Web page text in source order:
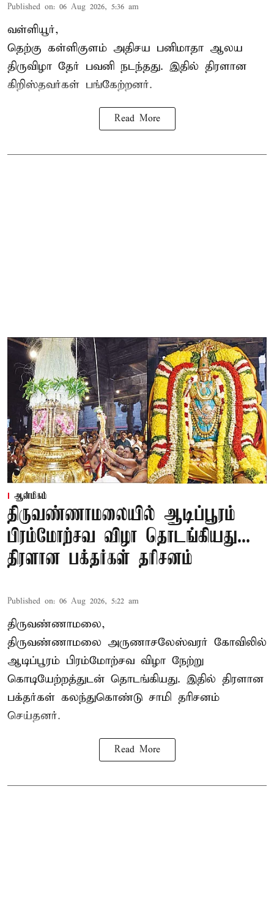
Published on: 06 Aug 2026, 5:36 am
வள்ளியூர்,
தெற்கு கள்ளிகுளம் அதிசய பனிமாதா ஆலய
திருவிழா தேர் பவனி நடந்தது. இதில் திரளான
கிறிஸ்தவர்கள் பங்கேற்றனர்.
Read More
ஆன்மிகம்
திருவண்ணாமலையில் ஆடிப்பூரம்
பிரம்மோற்சவ விழா தொடங்கியது...
திரளான பக்தர்கள் தரிசனம்
Published on: 06 Aug 2026, 5:22 am
திருவண்ணாமலை,
திருவண்ணாமலை அருணாசலேஸ்வரர் கோவிலில்
ஆடிப்பூரம் பிரம்மோற்சவ விழா நேற்று
கொடியேற்றத்துடன் தொடங்கியது. இதில் திரளான
பக்தர்கள் கலந்துகொண்டு சாமி தரிசனம்
செய்தனர்.
Read More